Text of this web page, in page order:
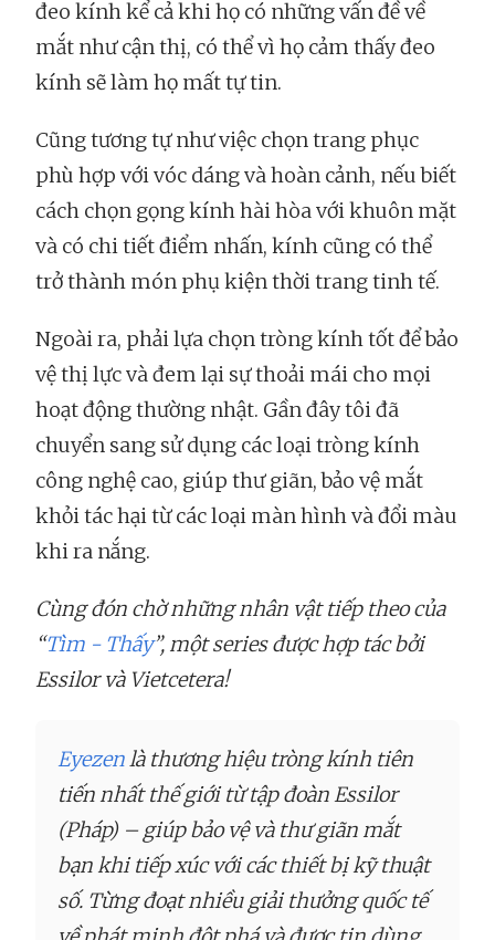
đeo kính kể cả khi họ có những vấn đề về
mắt như cận thị, có thể vì họ cảm thấy đeo
kính sẽ làm họ mất tự tin.
Cũng tương tự như việc chọn trang phục
phù hợp với vóc dáng và hoàn cảnh, nếu biết
cách chọn gọng kính hài hòa với khuôn mặt
và có chi tiết điểm nhấn, kính cũng có thể
trở thành món phụ kiện thời trang tinh tế.
Ngoài ra, phải lựa chọn tròng kính tốt để bảo
vệ thị lực và đem lại sự thoải mái cho mọi
hoạt động thường nhật. Gần đây tôi đã
chuyển sang sử dụng các loại tròng kính
công nghệ cao, giúp thư giãn, bảo vệ mắt
khỏi tác hại từ các loại màn hình và đổi màu
khi ra nắng.
Cùng đón chờ những nhân vật tiếp theo của
“Tìm - Thấy”, một series được hợp tác bởi
Essilor và Vietcetera!
Eyezenlà thương hiệu tròng kính tiên
tiến nhất thế giới từ tập đoàn Essilor
(Pháp) – giúp bảo vệ và thư giãn mắt
bạn khi tiếp xúc với các thiết bị kỹ thuật
số. Từng đoạt nhiều giải thưởng quốc tế